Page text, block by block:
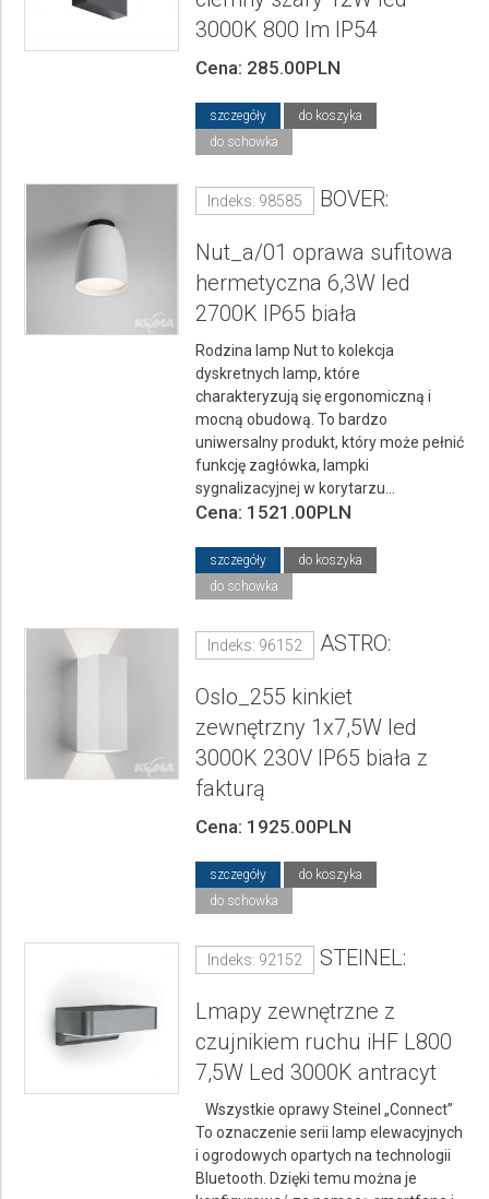
3000K 800 lm IP54
Cena: 285.00PLN
szczegóły
do koszyka
do schowka
Indeks: 98585 BOVER:
Nut_a/01 oprawa sufitowa
hermetyczna 6,3W led
2700K IP65 biała
Rodzina lamp Nut to kolekcja
dyskretnych lamp, które
charakteryzują się ergonomiczną i
mocną obudową. To bardzo
uniwersalny produkt, który może pełnić
funkcję zagłówka, lampki
sygnalizacyjnej w korytarzu...
Cena: 1521.00PLN
szczegóły
do koszyka
do schowka
Indeks: 96152 ASTRO:
Oslo_255 kinkiet
zewnętrzny 1x7,5W led
3000K 230V IP65 biała z
fakturą
Cena: 1925.00PLN
szczegóły
do koszyka
do schowka
Indeks: 92152 STEINEL:
Lmapy zewnętrzne z
czujnikiem ruchu iHF L800
7,5W Led 3000K antracyt
Wszystkie oprawy Steinel „Connect”
To oznaczenie serii lamp elewacyjnych
i ogrodowych opartych na technologii
Bluetooth. Dzięki temu można je